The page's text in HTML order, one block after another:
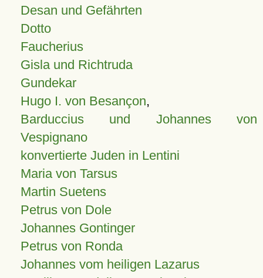
Desan und Gefährten
Dotto
Faucherius
Gisla und Richtruda
Gundekar
Hugo I. von Besançon,
Barduccius und Johannes von
Vespignano
konvertierte Juden in Lentini
Maria von Tarsus
Martin Suetens
Petrus von Dole
Johannes Gontinger
Petrus von Ronda
Johannes vom heiligen Lazarus